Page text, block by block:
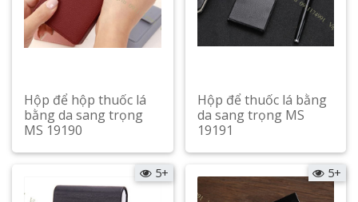
Hộp để hộp thuốc lá
bằng da sang trọng
MS 19190
Xem chi tiết
Hộp để thuốc lá bằng
da sang trọng MS
19191
Xem chi tiết
5+
5+